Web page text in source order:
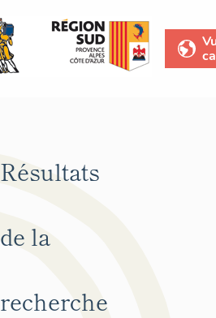
Résultats
de la
recherche